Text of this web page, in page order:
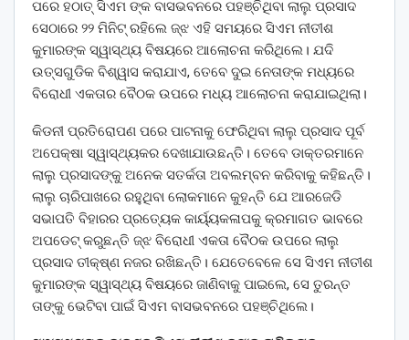
ପରେ ହଠାତ୍ ସିଏମ ଙ୍କ ବାସଭବନରେ ପହଞ୍ଚିଥିବା ଲାଲୁ ପ୍ରସାଦ
ସେଠାରେ ୨୨ ମିନିଟ୍ ରହିଲେ ଜ୍ଝ ଏହି ସମୟରେ ସିଏମ ନୀତୀଶ
କୁମାରଙ୍କ ସ୍ୱାସ୍ଥ୍ୟ ବିଷୟରେ ଆଲୋଚନା କରିଥିଲେ। ଯଦି
ଉତ୍ସଗୁଡିକ ବିଶ୍ୱାସ କରାଯାଏ, ତେବେ ଦୁଇ ନେତାଙ୍କ ମଧ୍ୟରେ
ବିରୋଧୀ ଏକତାର ବୈଠକ ଉପରେ ମଧ୍ୟ ଆଲୋଚନା କରାଯାଇଥିଲା।
କିଡନୀ ପ୍ରତିରୋପଣ ପରେ ପାଟନାକୁ ଫେରିଥିବା ଲାଲୁ ପ୍ରସାଦ ପୂର୍ବ
ଅପେକ୍ଷା ସ୍ୱାସ୍ଥ୍ୟକର ଦେଖାଯାଉଛନ୍ତି। ତେବେ ଡାକ୍ତରମାନେ
ଲାଲୁ ପ୍ରସାଦଙ୍କୁ ଅନେକ ସତର୍କତା ଅବଲମ୍ବନ କରିବାକୁ କହିଛନ୍ତି।
ଲାଲୁ ଚାରିପାଖରେ ରହୁଥିବା ଲୋକମାନେ କୁହନ୍ତି ଯେ ଆରଜେଡି
ସଭାପତି ବିହାରର ପ୍ରତ୍ୟେକ କାର୍ୟ୍ୟକଳାପକୁ କ୍ରମାଗତ ଭାବରେ
ଅପଡେଟ୍ କରୁଛନ୍ତି ଜ୍ଝ ବିରୋଧୀ ଏକତା ବୈଠକ ଉପରେ ଲାଲୁ
ପ୍ରସାଦ ତୀକ୍ଷ୍ଣ ନଜର ରଖିଛନ୍ତି। ଯେତେବେଳେ ସେ ସିଏମ ନୀତୀଶ
କୁମାରଙ୍କ ସ୍ୱାସ୍ଥ୍ୟ ବିଷୟରେ ଜାଣିବାକୁ ପାଇଲେ, ସେ ତୁରନ୍ତ
ତାଙ୍କୁ ଭେଟିବା ପାଇଁ ସିଏମ ବାସଭବନରେ ପହଞ୍ଚିଥିଲେ।